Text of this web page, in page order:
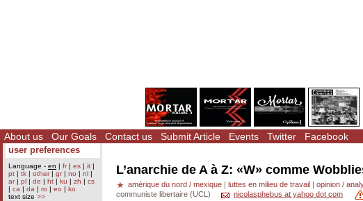
About us Our Goals Contact us Submit Article Events Twitter Facebook
user preferences
Language - en | fr| es | it |
pt | tk | other| gr| no | nl |
ar| pl | de | ht | ku | zh | cs
| ca | da | ro | eo | ko
text size >>
L’anarchie de A à Z: «W» comme
amérique du nord / mexique | luttes en milieu de travail | opinion /
communiste libertaire (UCL)
nicolasphebus at yahoo dot com